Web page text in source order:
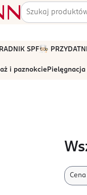
SPF🧑🏻‍🍳
i paznokcie
Cena